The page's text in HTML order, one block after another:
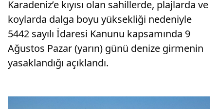
Karadeniz’e kıyısı olan sahillerde, plajlarda ve
koylarda dalga boyu yüksekliği nedeniyle
5442 sayılı İdaresi Kanunu kapsamında 9
Ağustos Pazar (yarın) günü denize girmenin
yasaklandığı açıklandı.